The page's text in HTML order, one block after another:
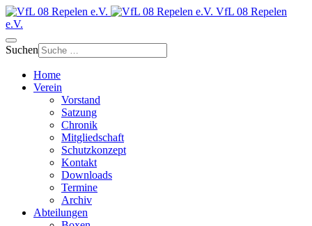
VfL 08 Repelen
e.V.
Suchen
Home
Verein
Vorstand
Satzung
Chronik
Mitgliedschaft
Schutzkonzept
Kontakt
Downloads
Termine
Archiv
Abteilungen